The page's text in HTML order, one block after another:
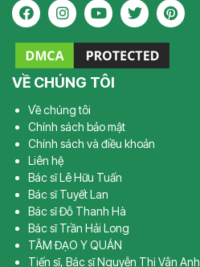
VỀ CHÚNG TÔI
Về chúng tôi
Chính sách bảo mật
Chính sách và điều khoản
Liên hệ
Bác sĩ Lê Hữu Tuấn
Bác sĩ Tuyết Lan
Bác sĩ Đỗ Thanh Hà
Bác sĩ Trần Hải Long
TÂM ĐẠO Y QUÁN
Tiến sĩ, Bác sĩ Nguyễn Thị Vân Anh